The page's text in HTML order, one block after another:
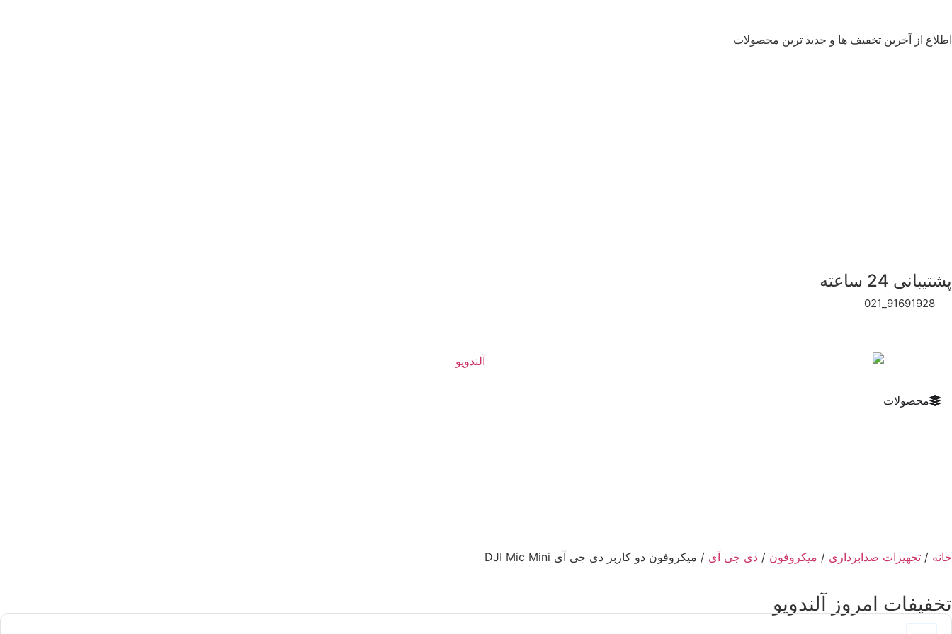
اطلاع از آخرین تخفیف ها و جدید ترین محصولات
پشتیبانی 24 ساعته
91691928_021
محصولات
خانه / تجهیزات صدابرداری / میکروفون / دی جی آی / میکروفون دو کاربر دی جی آی DJI Mic Mini
تخفیفات امروز آلندویو